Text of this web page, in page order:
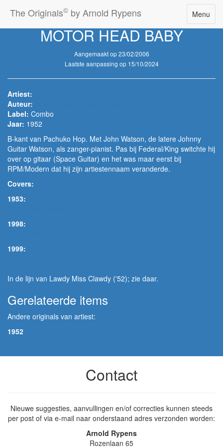
Toggle
Menu
The Originals© by Arnold Rypens
MOTOR HEAD BABY
Aangemaakt op 23/02/2006
Laatste aanpassing op 15/10/2024
Artiest:
Auteur:
Label: Combo
Jaar: 1952
B-kant van Pachuko Hop. Met John Watson, de latere Johnny
Guitar Watson, als zanger-pianist. Pas bij Federal/King switchte hij
over op gitaar (Space Guitar) en het was maar eerst bij
RPM/Modern dat hij zijn artiestennaam veranderde.
Covers:
1953:
1998:
1999:
In de lijn van Lawdy Miss Clawdy ('52); zie daar.
Gerelateerde items
Andere originals van artiest:
1952
Contact
Nieuwe suggesties, aanvullingen en/of correcties kunnen steeds
per post of via e-mail naar onderstaand adres verzonden worden:
Arnold Rypens
Rozenlaan 65